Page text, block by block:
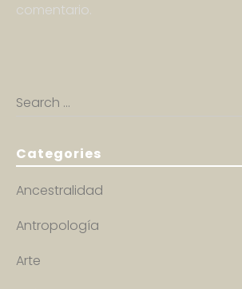
comentario.
Search …
Categories
Ancestralidad
Antropología
Arte